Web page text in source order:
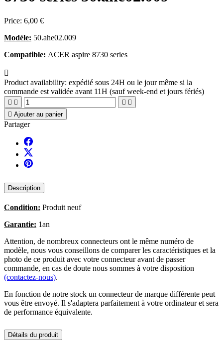
Price: 6,00 €
Modèle: 50.ahe02.009
Compatible: ACER aspire 8730 series

Product availability: expédié sous 24H ou le jour même si la
commande est validée avant 11H (sauf week-end et jours fériés)
   
 Ajouter au panier
Partager
Description
Condition: Produit neuf
Garantie: 1an
Attention, de nombreux connecteurs ont le même numéro de
modèle, nous vous conseillons de comparer les caractéristiques et la
photo de ce produit avec votre connecteur avant de passer
commande, en cas de doute nous sommes à votre disposition
(contactez-nous).
En fonction de notre stock un connecteur de marque différente peut
vous être envoyé. Il s'adaptera parfaitement à votre ordinateur et sera
de performance équivalente.
Détails du produit